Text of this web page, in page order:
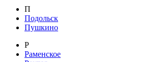
П
Подольск
Пушкино
Р
Раменское